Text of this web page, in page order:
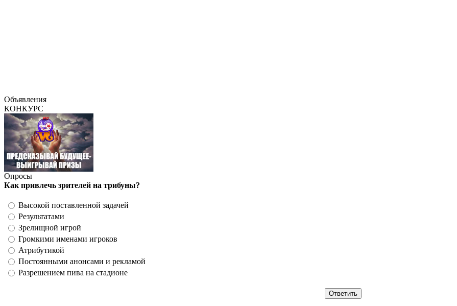
Объявления
КОНКУРС
Опросы
Как привлечь зрителей на трибуны?
Высокой поставленной задачей
Результатами
Зрелищной игрой
Громкими именами игроков
Атрибутикой
Постоянными анонсами и рекламой
Разрешением пива на стадионе